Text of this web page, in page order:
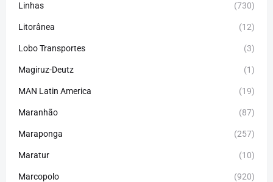
Linhas (730)
Litorânea (12)
Lobo Transportes (3)
Magiruz-Deutz (1)
MAN Latin America (19)
Maranhão (87)
Maraponga (257)
Maratur (10)
Marcopolo (920)